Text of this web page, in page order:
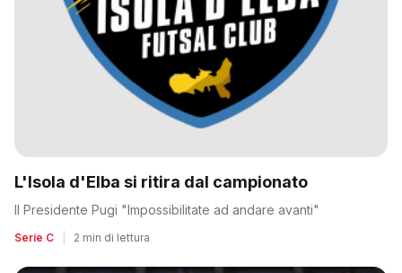
L'Isola d'Elba si ritira dal campionato
Il Presidente Pugi "Impossibilitate ad andare avanti"
Serie C 2 min di lettura